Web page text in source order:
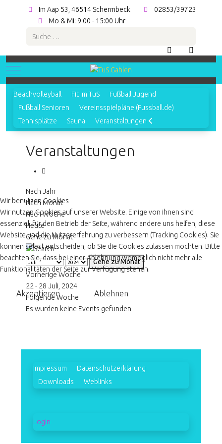
Im Aap 53, 46514 Schermbeck
02853/39723
Mo & Mi: 9:00 - 15:00 Uhr
Suchen
Mobile Menu Toggle
Beachvolleyball Fit im TuS
Fußball Jugend
Fußball Senioren
Vereinsspielpläne (Fussball.de)
Tennisplätze
Sauna Veranstaltungen
Veranstaltungen
Nach Jahr
Nach Monat
Nach Woche
Heute
Gehe zu Monat
Gehe zu Monat
Vorherige Woche
22 - 28 Juli, 2024
Folgende Woche
Es wurden keine Events gefunden
Impressum
Datenschutzerklärung
Downloads
Weblinks
Login
Wir benutzen Cookies
Wir nutzen Cookies auf unserer Website. Einige von ihnen sind
essenziell für den Betrieb der Seite, während andere uns helfen, diese
Website und die Nutzererfahrung zu verbessern (Tracking Cookies). Sie
können selbst entscheiden, ob Sie die Cookies zulassen möchten. Bitte
beachten Sie, dass bei einer Ablehnung womöglich nicht mehr alle
Funktionalitäten der Seite zur Verfügung stehen.
Akzeptieren Ablehnen